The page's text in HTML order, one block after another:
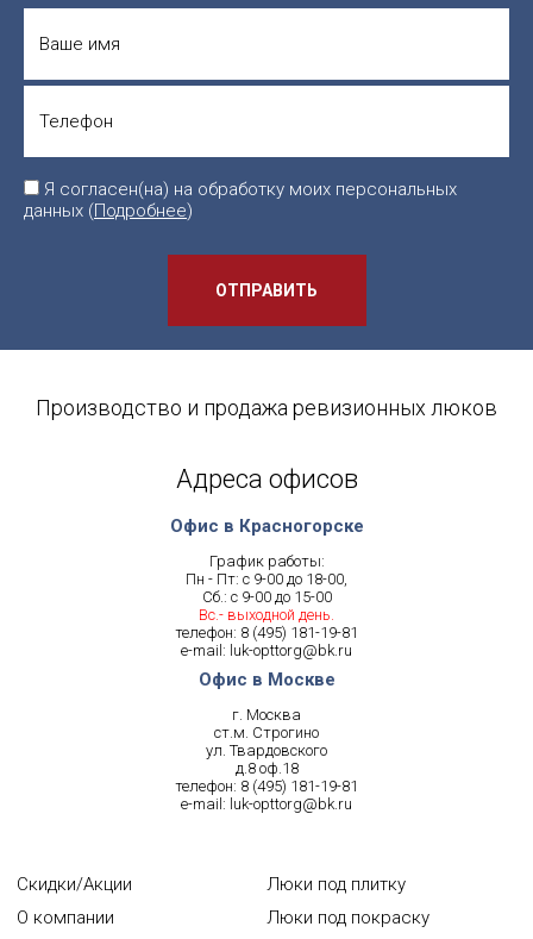
Я согласен(на) на обработку моих персональных
данных (Подробнее)
ОТПРАВИТЬ
Производство и продажа ревизионных люков
Адреса офисов
Офис в Красногорске
График работы:
Пн - Пт: с 9-00 до 18-00,
Сб.: с 9-00 до 15-00
Вс.- выходной день.
телефон: 8 (495) 181-19-81
e-mail: luk-opttorg@bk.ru
Офис в Москве
г. Москва
ст.м. Строгино
ул. Твардовского
д.8 оф.18
телефон: 8 (495) 181-19-81
e-mail: luk-opttorg@bk.ru
Скидки/Акции
О компании
Люки под плитку
Люки под покраску